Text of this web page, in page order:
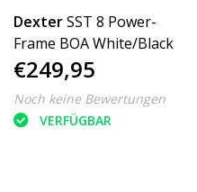
Dexter SST 8 Power-
Frame BOA White/Black
€249,95
Noch keine Bewertungen
VERFÜGBAR